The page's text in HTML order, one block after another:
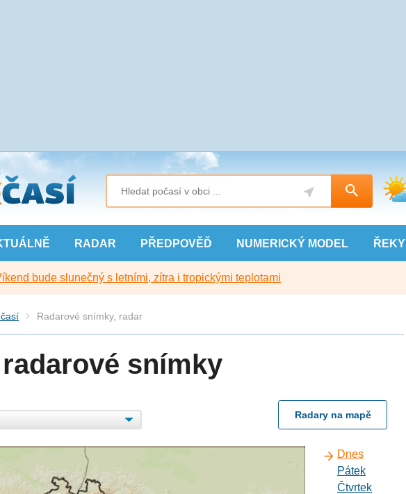
RADAR PŘEDPOVĚĎ NUMERICKÝ MODEL ŘEKY
bude slunečný s letními, zítra i tropickými teplotami
Radarové snímky, radar
snímky
Radary na mapě
Dnes
Pátek
Čtvrtek